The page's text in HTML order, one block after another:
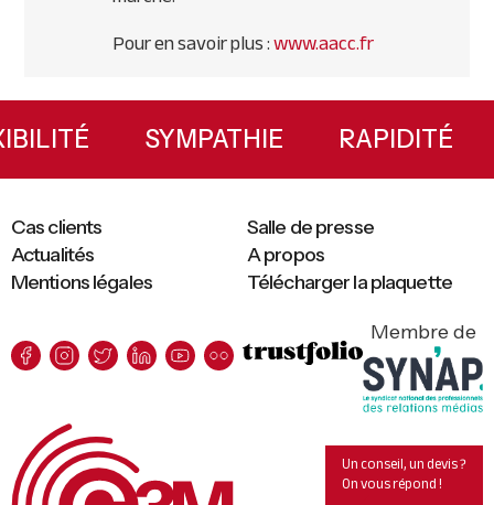
Pour en savoir plus :www.aacc.fr
Primary
Sidebar
SYMPATHIE RAPIDITÉ
Mentions légales Télécharger la plaquette
Cas clients
Salle de presse
Actualités
A propos
Membre de
Un conseil, un devis ?
On vous répond !